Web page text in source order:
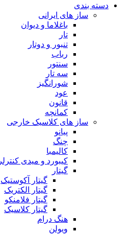
دسته بندی
ساز های ایرانی
باغلاما و دیوان
تار
تنبور و دوتار
رباب
سنتور
سه تار
شورانگیز
عود
قانون
کمانچه
ساز های کلاسیک خارجی
پیانو
چنگ
کالیمبا
کیبورد و میدی کنترلر
گیتار
گیتار آکوستیک
گیتار الکتریک
گیتار فلامنکو
گیتار کلاسیک
هنگ درام
ویولن